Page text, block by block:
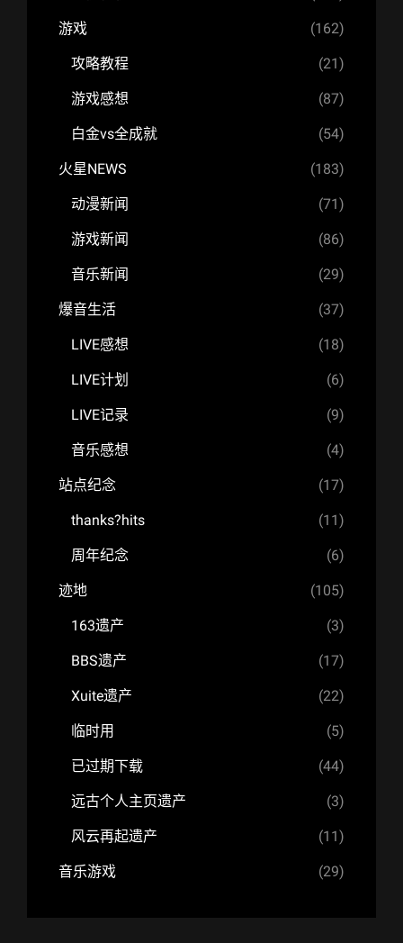
游戏 (162)
攻略教程 (21)
游戏感想 (87)
白金vs全成就 (54)
火星NEWS (183)
动漫新闻 (71)
游戏新闻 (86)
音乐新闻 (29)
爆音生活 (37)
LIVE感想 (18)
LIVE计划 (6)
LIVE记录 (9)
音乐感想 (4)
站点纪念 (17)
thanks?hits (11)
周年纪念 (6)
迹地 (105)
163遗产 (3)
BBS遗产 (17)
Xuite遗产 (22)
临时用 (5)
已过期下载 (44)
远古个人主页遗产 (3)
风云再起遗产 (11)
音乐游戏 (29)